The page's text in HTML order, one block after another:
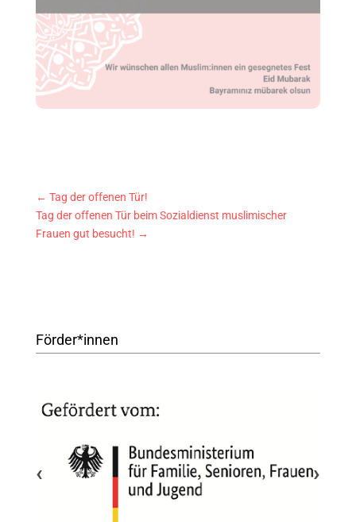
← Tag der offenen Tür!
Tag der offenen Tür beim Sozialdienst muslimischer
Frauen gut besucht! →
Förder*innen
‹ ›